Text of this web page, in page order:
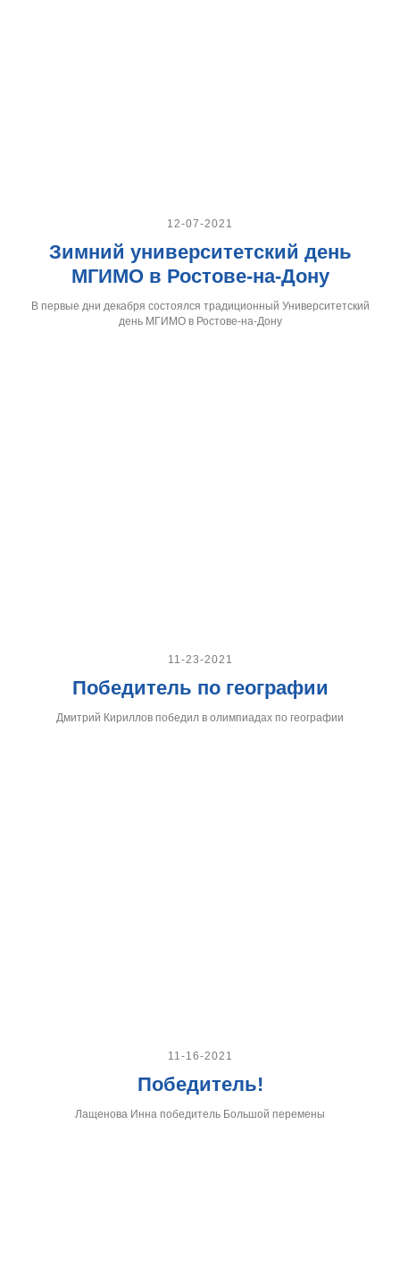
12-07-2021
Зимний университетский день
МГИМО в Ростове-на-Дону
В первые дни декабря состоялся традиционный Университетский
день МГИМО в Ростове-на-Дону
11-23-2021
Победитель по географии
Дмитрий Кириллов победил в олимпиадах по географии
11-16-2021
Победитель!
Лащенова Инна победитель Большой перемены